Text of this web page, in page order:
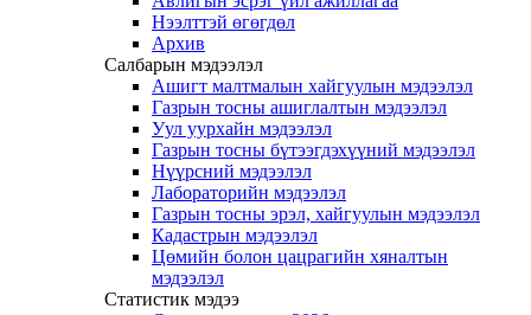
Нээлттэй өгөгдөл
Архив
Салбарын мэдээлэл
Ашигт малтмалын хайгуулын мэдээлэл
Газрын тосны ашиглалтын мэдээлэл
Уул уурхайн мэдээлэл
Газрын тосны бүтээгдэхүүний мэдээлэл
Нүүрсний мэдээлэл
Лабораторийн мэдээлэл
Газрын тосны эрэл, хайгуулын мэдээлэл
Кадастрын мэдээлэл
Цөмийн болон цацрагийн хяналтын
мэдээлэл
Статистик мэдээ